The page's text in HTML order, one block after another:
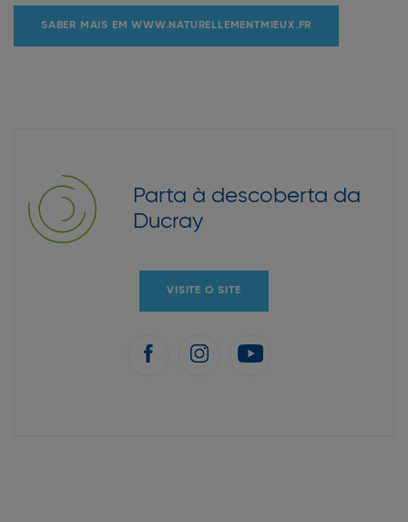
SABER MAIS EM WWW.NATURELLEMENTMIEUX.FR
Parta à descoberta da
Ducray
VISITE O SITE